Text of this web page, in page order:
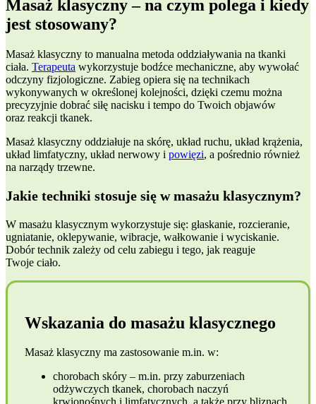
Masaż klasyczny – na czym polega i kiedy
jest stosowany?
Masaż klasyczny to manualna metoda oddziaływania na tkanki
ciała. Terapeuta wykorzystuje bodźce mechaniczne, aby wywołać
odczyny fizjologiczne. Zabieg opiera się na technikach
wykonywanych w określonej kolejności, dzięki czemu można
precyzyjnie dobrać siłę nacisku i tempo do Twoich objawów
oraz reakcji tkanek.
Masaż klasyczny oddziałuje na skórę, układ ruchu, układ krążenia,
układ limfatyczny, układ nerwowy i powięzi, a pośrednio również
na narządy trzewne.
Jakie techniki stosuje się w masażu klasycznym?
W masażu klasycznym wykorzystuje się: głaskanie, rozcieranie,
ugniatanie, oklepywanie, wibracje, wałkowanie i wyciskanie.
Dobór technik zależy od celu zabiegu i tego, jak reaguje
Twoje ciało.
Wskazania do masażu klasycznego
Masaż klasyczny ma zastosowanie m.in. w:
chorobach skóry – m.in. przy zaburzeniach
odżywczych tkanek, chorobach naczyń